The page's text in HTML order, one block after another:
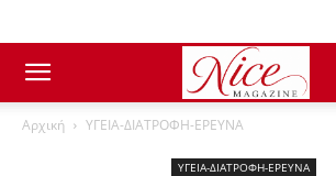
Αρχική ΥΓΕΙΑ-ΔΙΑΤΡΟΦΗ-ΕΡΕΥΝΑ
ΥΓΕΙΑ-ΔΙΑΤΡΟΦΗ-ΕΡΕΥΝΑ